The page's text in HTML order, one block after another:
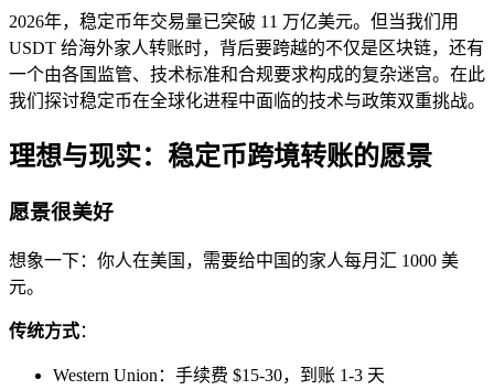
2026年，稳定币年交易量已突破 11 万亿美元。但当我们用
USDT 给海外家人转账时，背后要跨越的不仅是区块链，还有
一个由各国监管、技术标准和合规要求构成的复杂迷宫。在此
我们探讨稳定币在全球化进程中面临的技术与政策双重挑战。
理想与现实：稳定币跨境转账的愿景
愿景很美好
想象一下：你人在美国，需要给中国的家人每月汇 1000 美
元。
传统方式：
Western Union：手续费 $15-30，到账 1-3 天